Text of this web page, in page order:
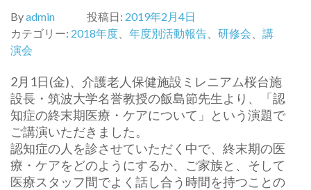
Byadmin 投稿日: 2019年2月4日
カテゴリー: 2018年度 年度別活動報告 研修会
講
演会
2月1日(金)、介護老人保健施設ミレニアム桜台施
設長・ 筑波大学名誉教授の飯島節先生より、「認
知症の終末期医療・ ケアについて」という演題で
ご講演いただきました。
認知症の人を診させていただく中で、終末期の医
療・ ケアをどのようにするか、ご家族と、 そして
医療スタッフ間でよく話し合う時間を持つことの